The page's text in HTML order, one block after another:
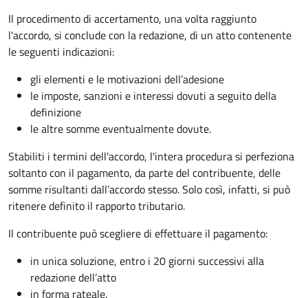
Il procedimento di accertamento, una volta raggiunto
l'accordo, si conclude con la redazione, di un atto contenente
le seguenti indicazioni:
gli elementi e le motivazioni dell’adesione
le imposte, sanzioni e interessi dovuti a seguito della
definizione
le altre somme eventualmente dovute.
Stabiliti i termini dell'accordo, l'intera procedura si perfeziona
soltanto con il pagamento, da parte del contribuente, delle
somme risultanti dall’accordo stesso. Solo così, infatti, si può
ritenere definito il rapporto tributario.
Il contribuente può scegliere di effettuare il pagamento:
in unica soluzione, entro i 20 giorni successivi alla
redazione dell’atto
in forma rateale.